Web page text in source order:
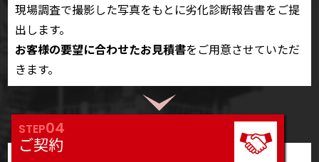
現場調査で撮影した写真をもとに劣化診断報告書をご提
出します。
お客様の要望に合わせたお見積書をご用意させていただ
きます。
STEP04
ご契約